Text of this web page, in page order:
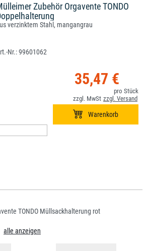
Zubehör Orgavente TONDO
verzinktem Stahl, mangangrau
99601062
35,47 €
TONDO Müllsackhalterung rot
alle anzeigen